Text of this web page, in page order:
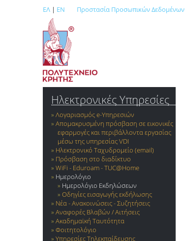
ΕΛ | EN Προστασία Προσωπικών Δεδομένων
Ηλεκτρονικές Υπηρεσίες
Λογαριασμός e-Yπηρεσιών
Απομακρυσμένη πρόσβαση σε εικονικές
εφαρμογές και περιβάλλοντα εργασίας
μέσω της υπηρεσίας VDI
Ηλεκτρονικό Ταχυδρομείο (email)
Πρόσβαση στο διαδίκτυο
WiFi - Eduroam - TUC@Home
Ημερολόγιο
Ημερολόγιο Εκδηλώσεων
Οδηγίες εισαγωγής εκδήλωσης
Νέα - Ανακοινώσεις - Συζητήσεις
Αναφορές Βλαβών / Αιτήσεις
Ακαδημαϊκή Ταυτότητα
Φοιτητολόγιο
Υπηρεσίες Τηλεκπαίδευσης